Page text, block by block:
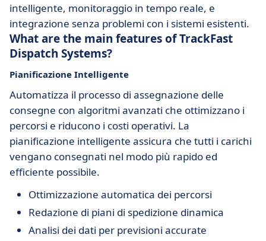
intelligente, monitoraggio in tempo reale, e
integrazione senza problemi con i sistemi esistenti.
What are the main features of TrackFast
Dispatch Systems?
Pianificazione Intelligente
Automatizza il processo di assegnazione delle
consegne con algoritmi avanzati che ottimizzano i
percorsi e riducono i costi operativi. La
pianificazione intelligente assicura che tutti i carichi
vengano consegnati nel modo più rapido ed
efficiente possibile.
Ottimizzazione automatica dei percorsi
Redazione di piani di spedizione dinamica
Analisi dei dati per previsioni accurate